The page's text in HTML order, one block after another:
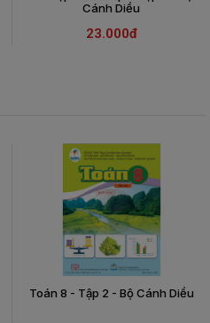
Cánh Diều
23.000đ
Toán 8 - Tập 2 - Bộ Cánh Diều